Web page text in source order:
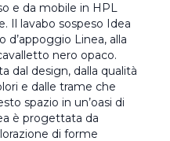
e da mobile in HPL
Il lavabo sospeso Idea
d’appoggio Linea, alla
nero opaco.
dal design, dalla qualità
e dalle trame che
spazio in un’oasi di
è progettata da
di forme